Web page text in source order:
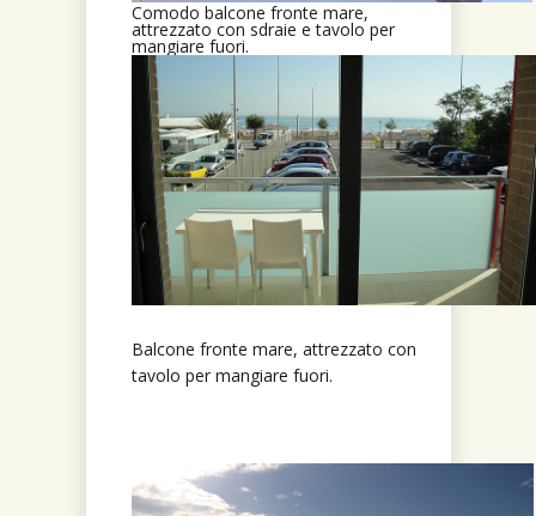
Comodo balcone fronte mare,
attrezzato con sdraie e tavolo per
mangiare fuori.
Balcone fronte mare, attrezzato con
tavolo per mangiare fuori.